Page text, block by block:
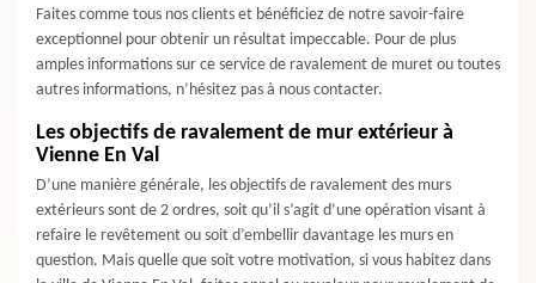
Faites comme tous nos clients et bénéficiez de notre savoir-faire
exceptionnel pour obtenir un résultat impeccable. Pour de plus
amples informations sur ce service de ravalement de muret ou toutes
autres informations, n’hésitez pas à nous contacter.
Les objectifs de ravalement de mur extérieur à
Vienne En Val
D’une manière générale, les objectifs de ravalement des murs
extérieurs sont de 2 ordres, soit qu’il s’agit d’une opération visant à
refaire le revêtement ou soit d’embellir davantage les murs en
question. Mais quelle que soit votre motivation, si vous habitez dans